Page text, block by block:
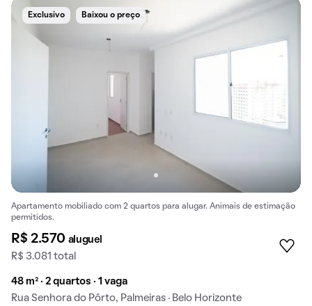
Exclusivo Baixou o preço
Apartamento mobiliado com 2 quartos para alugar. Animais de estimação
permitidos.
R$ 2.570 aluguel
R$ 3.081 total
48 m² · 2 quartos · 1 vaga
Rua Senhora do Pôrto, Palmeiras · Belo Horizonte